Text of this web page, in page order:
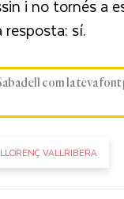
i no tornés a
sí.
com la teva
LLORENÇ VALLRIBERA